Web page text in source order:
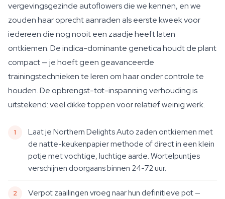
vergevingsgezinde autoflowers die we kennen, en we
zouden haar oprecht aanraden als eerste kweek voor
iedereen die nog nooit een zaadje heeft laten
ontkiemen. De indica-dominante genetica houdt de plant
compact — je hoeft geen geavanceerde
trainingstechnieken te leren om haar onder controle te
houden. De opbrengst-tot-inspanning verhouding is
uitstekend: veel dikke toppen voor relatief weinig werk.
Laat je Northern Delights Auto zaden ontkiemen met
de natte-keukenpapier methode of direct in een klein
potje met vochtige, luchtige aarde. Wortelpuntjes
verschijnen doorgaans binnen 24-72 uur.
Verpot zaailingen vroeg naar hun definitieve pot —